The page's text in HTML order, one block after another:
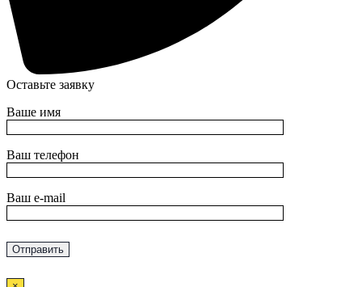
Оставьте заявку
Ваше имя
Ваш телефон
Ваш e-mail